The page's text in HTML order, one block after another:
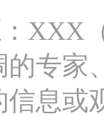
XXX
专家
息或